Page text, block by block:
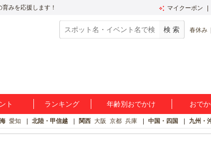
みを応援します！ マイクーポン
春休み
ト ランキング 年齢別おでかけ おで
愛知 北陸・甲信越 関西 大阪 京都 兵庫 中国・四国 九州・